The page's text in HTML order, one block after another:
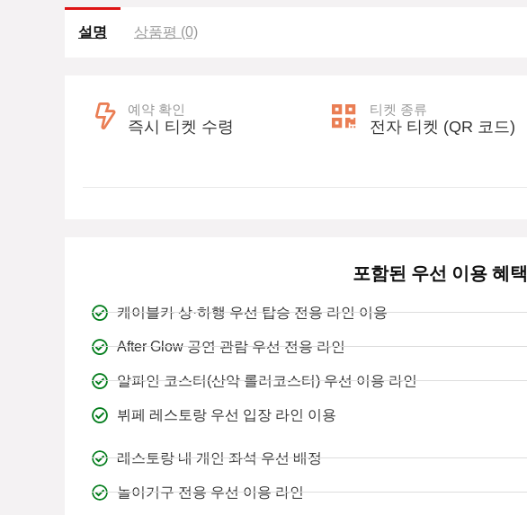
설명 상품평 (0)
예약 확인
즉시 티켓 수령
티켓 종류
전자 티켓 (QR 코드)
포함된 우선 이용 혜택
케이블카 상·하행 우선 탑승 전용 라인 이용
After Glow 공연 관람 우선 전용 라인
알파인 코스터(산악 롤러코스터) 우선 이용 라인
뷔페 레스토랑 우선 입장 라인 이용
레스토랑 내 개인 좌석 우선 배정
놀이기구 전용 우선 이용 라인